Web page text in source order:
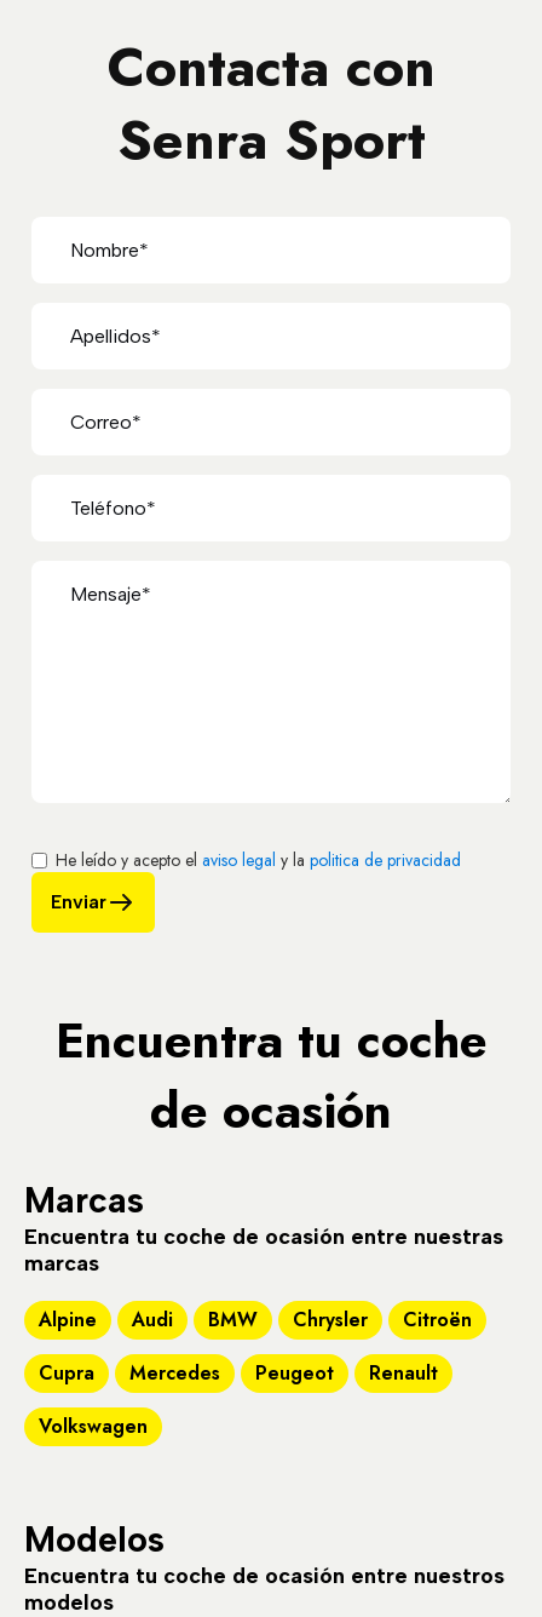
Contacta con
Senra Sport
He leído y acepto el aviso legal y la politica de privacidad
Enviar
Encuentra tu coche
de ocasión
Marcas
Encuentra tu coche de ocasión entre nuestras
marcas
Alpine Audi BMW Chrysler
Citroën
Cupra
Mercedes Peugeot
Renault
Volkswagen
Modelos
Encuentra tu coche de ocasión entre nuestros
modelos